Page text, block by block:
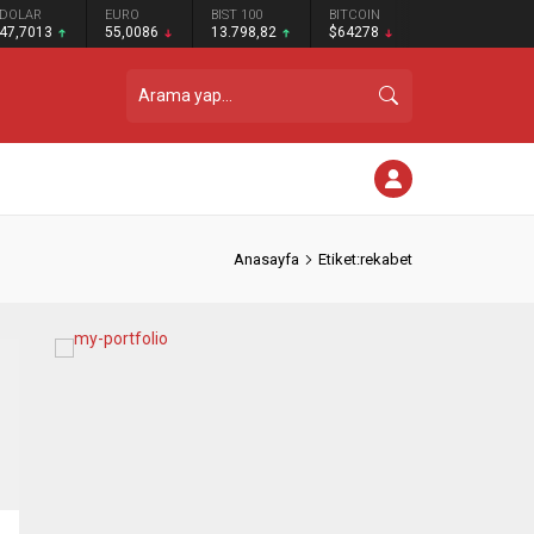
DOLAR
47,7013
EURO
55,0086
BIST 100
13.798,82
BITCOIN
$64278
Anasayfa Etiket:rekabet